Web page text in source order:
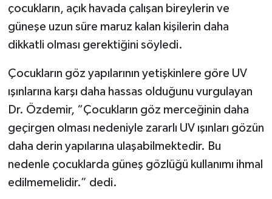
çocukların, açık havada çalışan bireylerin ve
güneşe uzun süre maruz kalan kişilerin daha
dikkatli olması gerektiğini söyledi.
Çocukların göz yapılarının yetişkinlere göre UV
ışınlarına karşı daha hassas olduğunu vurgulayan
Dr. Özdemir, “Çocukların göz merceğinin daha
geçirgen olması nedeniyle zararlı UV ışınları gözün
daha derin yapılarına ulaşabilmektedir. Bu
nedenle çocuklarda güneş gözlüğü kullanımı ihmal
edilmemelidir.” dedi.